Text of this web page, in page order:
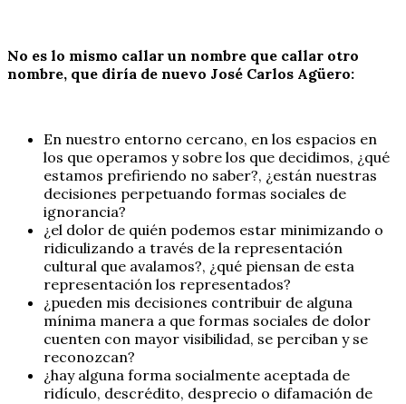
No es lo mismo callar un nombre que callar otro
nombre, que diría de nuevo José Carlos Agüero:
En nuestro entorno cercano, en los espacios en
los que operamos y sobre los que decidimos, ¿qué
estamos prefiriendo no saber?, ¿están nuestras
decisiones perpetuando formas sociales de
ignorancia?
¿el dolor de quién podemos estar minimizando o
ridiculizando a través de la representación
cultural que avalamos?, ¿qué piensan de esta
representación los representados?
¿pueden mis decisiones contribuir de alguna
mínima manera a que formas sociales de dolor
cuenten con mayor visibilidad, se perciban y se
reconozcan?
¿hay alguna forma socialmente aceptada de
ridículo, descrédito, desprecio o difamación de